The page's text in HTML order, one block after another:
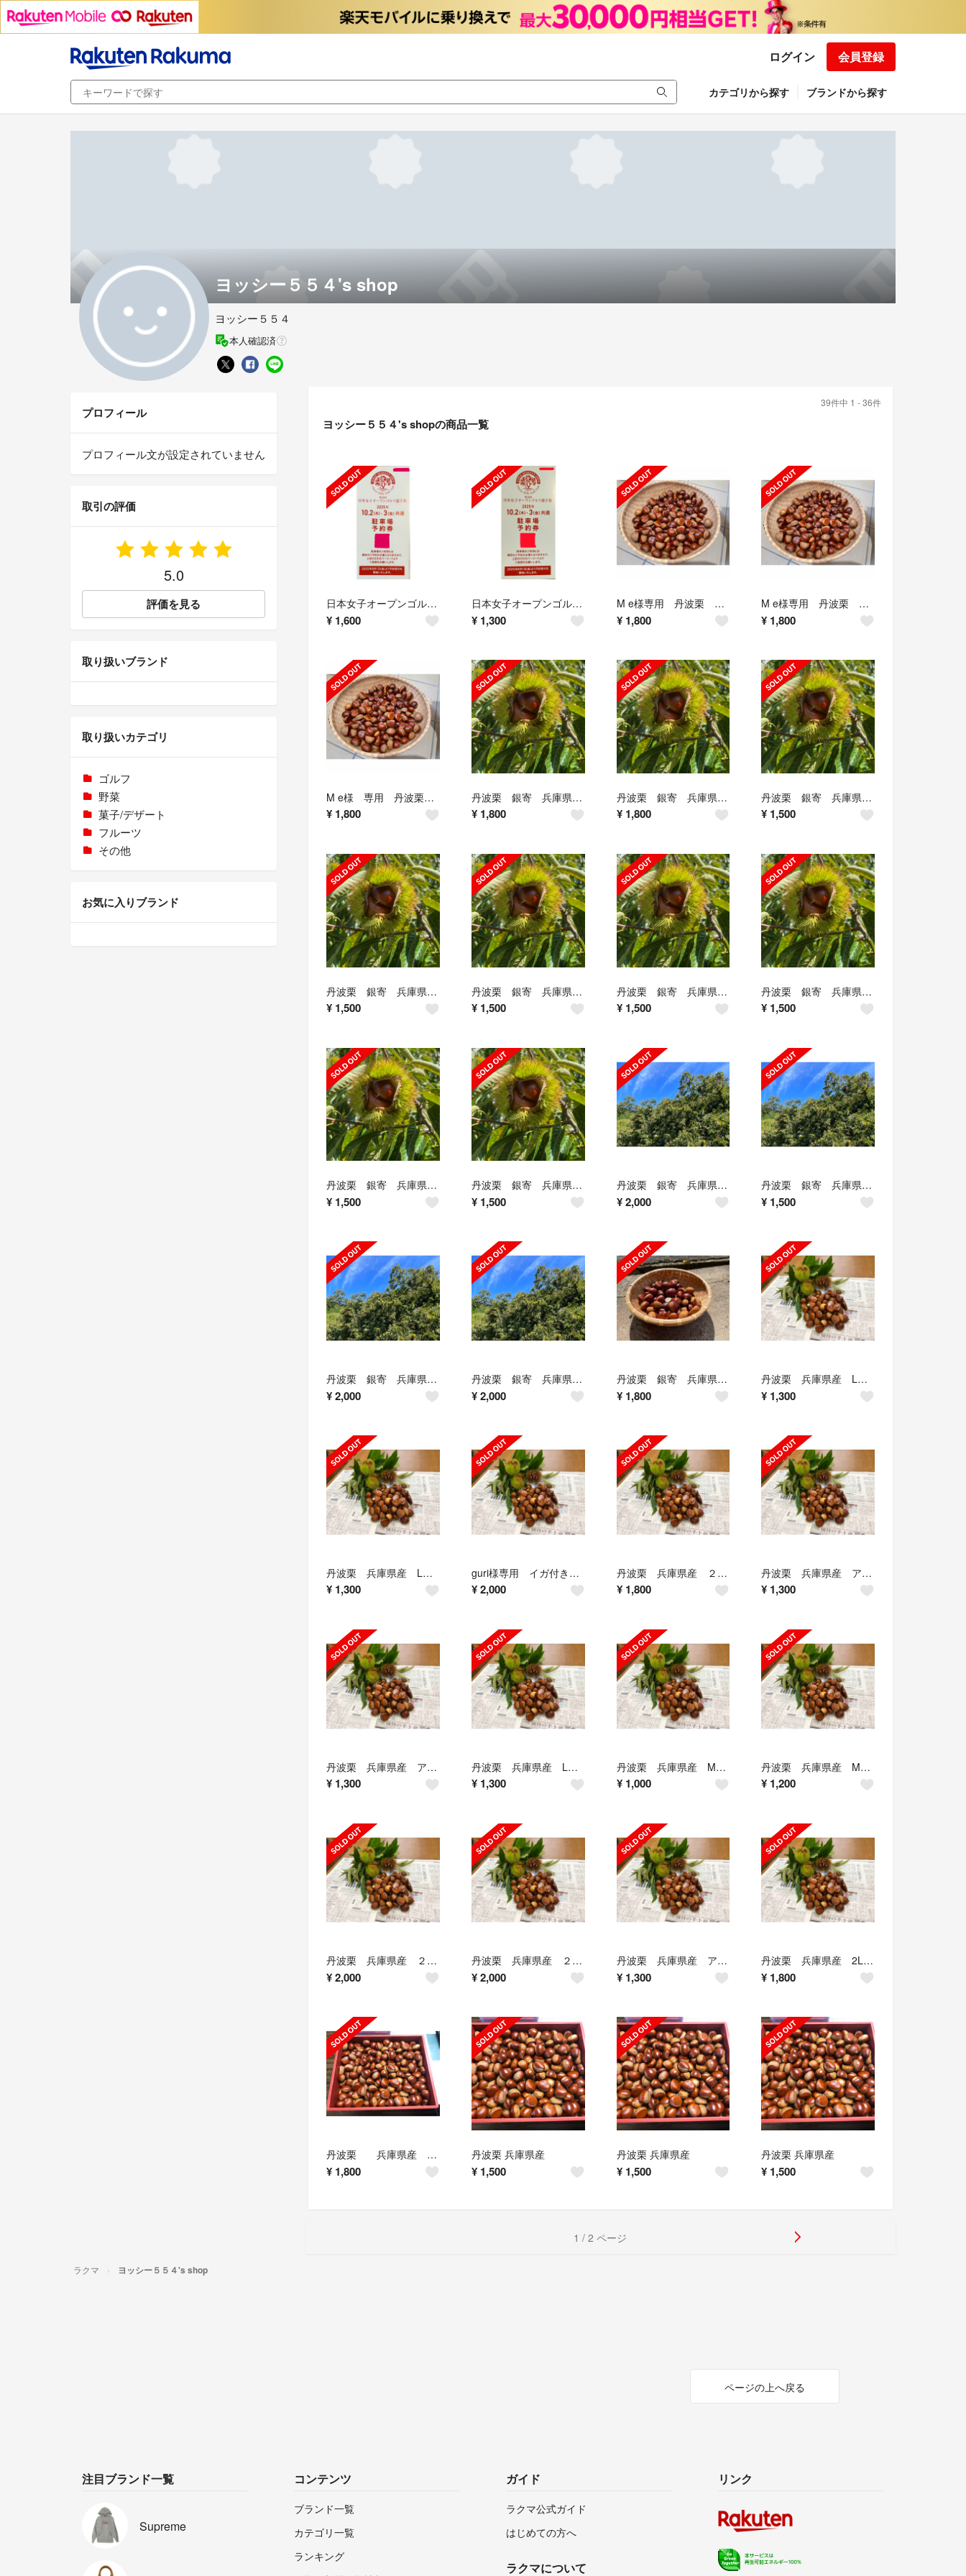
ログイン 会員登録
カテゴリから探す ブランドから探す
ヨッシー５５４'s shop
ヨッシー５５４
本人確認済
39件中 1 - 36件
ヨッシー５５４'s shopの商品一覧
日本女子オープンゴルフ選手権 駐車場予約券 10月2,3
¥ 1,600
日本女子オープンゴルフ選手権 駐車場予約券 10月2,3日
¥ 1,300
M e様専用 丹波栗 LL〜
¥ 1,800
M e様専用 丹波栗 LL〜
¥ 1,800
M e様 専用 丹波栗 LL〜
¥ 1,800
丹波栗 銀寄 兵庫県産 1.5kg LL~
¥ 1,800
丹波栗 銀寄 兵庫県産 1.4kg LL~
¥ 1,800
丹波栗 銀寄 兵庫県産 1.5kg
¥ 1,500
丹波栗 銀寄 兵庫県産 1.5kg
¥ 1,500
丹波栗 銀寄 兵庫県産 1.5kg
¥ 1,500
丹波栗 銀寄 兵庫県産 1.5kg
¥ 1,500
丹波栗 銀寄 兵庫県産 1.5kg
¥ 1,500
丹波栗 銀寄 兵庫県産 1.5kg
¥ 1,500
丹波栗 銀寄 兵庫県産 1.5kg
¥ 1,500
丹波栗 銀寄 兵庫県産 1.5kg LL~
¥ 2,000
丹波栗 銀寄 兵庫県産 1.5kg
¥ 1,500
丹波栗 銀寄 兵庫県産 1.5kg LL~
¥2,000
丹波栗 銀寄 兵庫県産 1.5kg LL~
¥2,000
丹波栗 銀寄 兵庫県産 1.5kg
¥ 1,800
丹波栗 兵庫県産 Lサイズ
¥ 1,300
丹波栗 兵庫県産 Lサイズ
¥ 1,300
guri様専用 イガ付き丹波栗 1.5kg
¥2,000
丹波栗 兵庫県産 ２L 1.5kg
¥ 1,800
丹波栗 兵庫県産 アソート 1.5kg
¥ 1,300
丹波栗 兵庫県産 アソート 1.5kg
¥ 1,300
丹波栗 兵庫県産 Lサイズ 1.5kg
¥ 1,300
丹波栗 兵庫県産 Mサイズ 1.5kg
¥ 1,000
丹波栗 兵庫県産 Mサイズ
¥ 1,200
丹波栗 兵庫県産 ２Lサイズ
¥2,000
丹波栗 兵庫県産 ２Lサイズ
¥2,000
丹波栗 兵庫県産 アソート
¥ 1,300
丹波栗 兵庫県産 2Lサイズ
¥ 1,800
丹波栗 兵庫県産 ＬＬ
¥ 1,800
丹波栗 兵庫県産
¥ 1,500
丹波栗 兵庫県産
¥ 1,500
丹波栗 兵庫県産
¥ 1,500
1 / 2 ページ
プロフィール
プロフィール文が設定されていません
取引の評価
5.0
評価を見る
取り扱いブランド
取り扱いカテゴリ
ゴルフ
野菜
菓子/デザート
フルーツ
その他
お気に入りブランド
ラクマ ヨッシー５５４'s shop
ページの上へ戻る
注目ブランド一覧
Supreme
コンテンツ
ブランド一覧
カテゴリ一覧
ランキング
ガイド
ラクマ公式ガイド
はじめての方へ
ラクマについて
リンク